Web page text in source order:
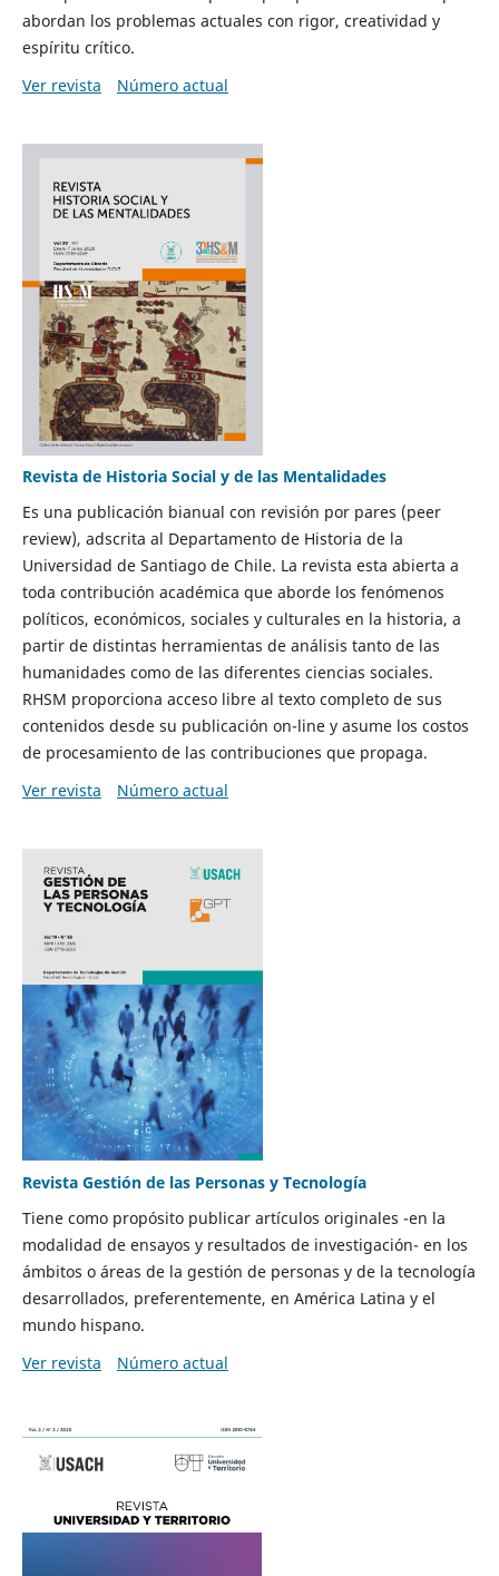
abordan los problemas actuales con rigor, creatividad y
espíritu crítico.
Ver revista
Número actual
Revista de Historia Social y de las Mentalidades
Es una publicación bianual con revisión por pares (peer
review), adscrita al Departamento de Historia de la
Universidad de Santiago de Chile. La revista esta abierta a
toda contribución académica que aborde los fenómenos
políticos, económicos, sociales y culturales en la historia, a
partir de distintas herramientas de análisis tanto de las
humanidades como de las diferentes ciencias sociales.
RHSM proporciona acceso libre al texto completo de sus
contenidos desde su publicación on-line y asume los costos
de procesamiento de las contribuciones que propaga.
Ver revista
Número actual
Revista Gestión de las Personas y Tecnología
Tiene como propósito publicar artículos originales -en la
modalidad de ensayos y resultados de investigación- en los
ámbitos o áreas de la gestión de personas y de la tecnología
desarrollados, preferentemente, en América Latina y el
mundo hispano.
Ver revista
Número actual